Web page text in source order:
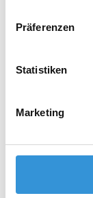
Präferenzen
Statistiken
Marketing
SK Solution
richtigen
optimalen
Ihr